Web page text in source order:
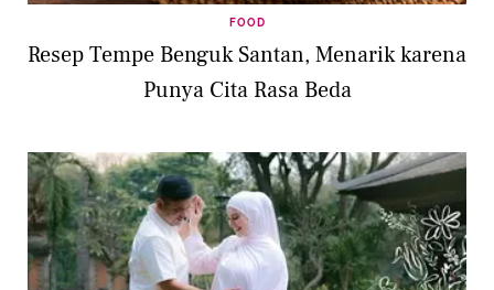
FOOD
Resep Tempe Benguk Santan, Menarik karena
Punya Cita Rasa Beda